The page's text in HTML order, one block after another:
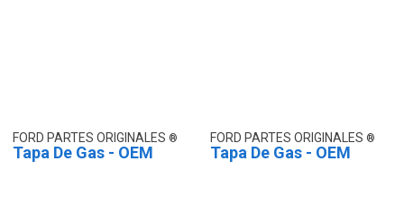
FORD PARTES ORIGINALES
Tapa De Gas - OEM
FORD PARTES ORIGINALES
Tapa De Gas - OEM